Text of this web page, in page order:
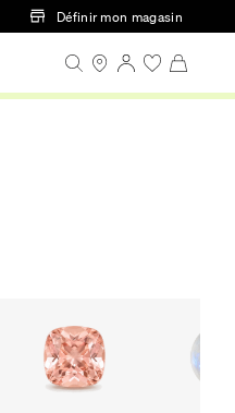
Définir mon magasin